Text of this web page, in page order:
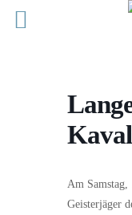
Am Samstag,
Geisterjäger